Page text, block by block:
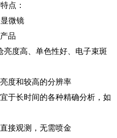
特点：
微镜
品
亮度高、单色性好、电子束斑
度和较高的分辨率
于长时间的各种精确分析，如
接观测，无需喷金